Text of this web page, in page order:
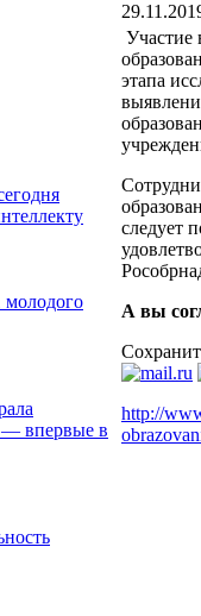
молодого
впервые в
Участие
этапа
следует
А вы
http://